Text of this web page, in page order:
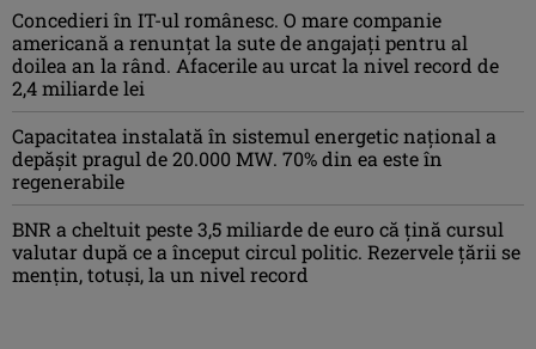
Concedieri în IT-ul românesc. O mare companie
americană a renunțat la sute de angajați pentru al
doilea an la rând. Afacerile au urcat la nivel record de
2,4 miliarde lei
Capacitatea instalată în sistemul energetic național a
depășit pragul de 20.000 MW. 70% din ea este în
regenerabile
BNR a cheltuit peste 3,5 miliarde de euro că țină cursul
valutar după ce a început circul politic. Rezervele țării se
mențin, totuși, la un nivel record